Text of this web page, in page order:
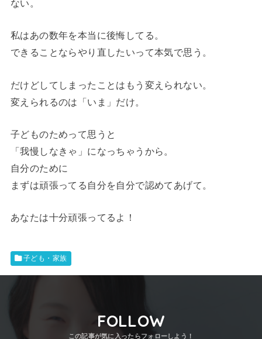
ない。
私はあの数年を本当に後悔してる。
できることならやり直したいって本気で思う。
だけどしてしまったことはもう変えられない。
変えられるのは「いま」だけ。
子どものためって思うと
「我慢しなきゃ」になっちゃうから。
自分のために
まずは頑張ってる自分を自分で認めてあげて。
あなたは十分頑張ってるよ！
子ども・家族
FOLLOW